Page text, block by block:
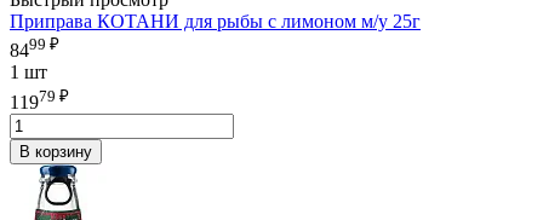
Приправа КОТАНИ для рыбы с лимоном м/у 25г
8499 ₽
1 шт
11979 ₽
В корзину